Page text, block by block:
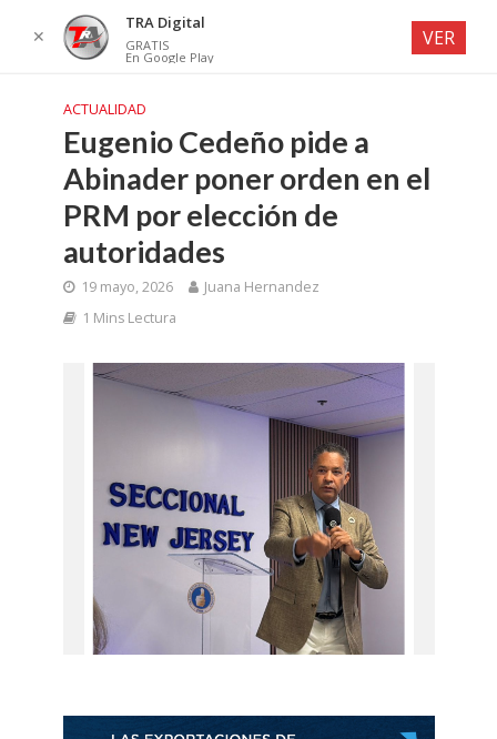
ACTUALIDAD
Eugenio Cedeño pide a
Abinader poner orden en el
PRM por elección de
autoridades
19 mayo, 2026
Juana Hernandez
1 Mins Lectura
✕
TRA Digital
GRATIS
En Google Play
VER